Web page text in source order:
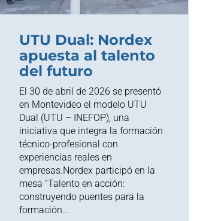
UTU Dual: Nordex
apuesta al talento
del futuro
El 30 de abril de 2026 se presentó
en Montevideo el modelo UTU
Dual (UTU – INEFOP), una
iniciativa que integra la formación
técnico-profesional con
experiencias reales en
empresas.Nordex participó en la
mesa “Talento en acción:
construyendo puentes para la
formación...